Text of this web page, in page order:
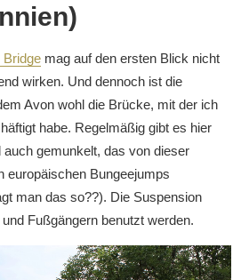
Bridge mag auf den ersten Blick nicht
wirken. Und dennoch ist die
Avon wohl die Brücke, mit der ich
habe. Regelmäßig gibt es hier
auch gemunkelt, das von dieser
europäischen Bungeejumps
man das so??). Die Suspension
Fußgängern benutzt werden.